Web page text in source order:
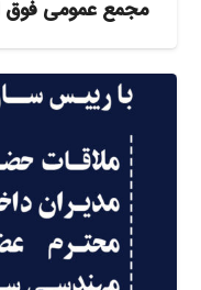
مجمع عمومی فوق